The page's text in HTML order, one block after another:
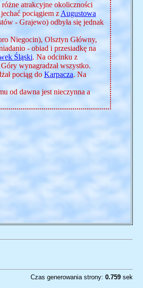
atrakcyjne okoliczności
pociągiem z Augustowa
- Grajewo) odbyła się jednak
Niegocin), Olsztyn Główny,
- obiad i przesiadkę na
Śląski. Na odcinku z
wynagradzał wszystko.
pociąg do Karpacza. Na
od dawna jest nieczynna a
Czas generowania strony: 0.759sek